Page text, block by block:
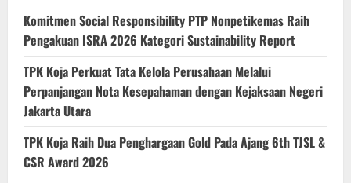
Komitmen Social Responsibility PTP Nonpetikemas Raih
Pengakuan ISRA 2026 Kategori Sustainability Report
TPK Koja Perkuat Tata Kelola Perusahaan Melalui
Perpanjangan Nota Kesepahaman dengan Kejaksaan Negeri
Jakarta Utara
TPK Koja Raih Dua Penghargaan Gold Pada Ajang 6th TJSL &
CSR Award 2026